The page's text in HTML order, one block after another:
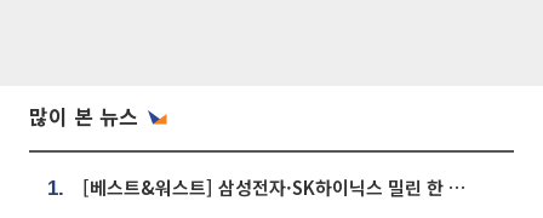
많이 본 뉴스
1. [베스트&워스트] 삼성전자·SK하이닉스 밀린 한 주…상상인증권은 85% 급등